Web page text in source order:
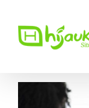
content